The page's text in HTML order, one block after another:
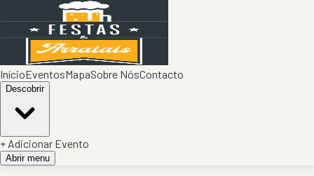
InícioEventosMapaSobre NósContacto
Descobrir
+ Adicionar Evento
Abrir menu